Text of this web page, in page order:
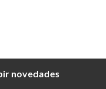
novedades